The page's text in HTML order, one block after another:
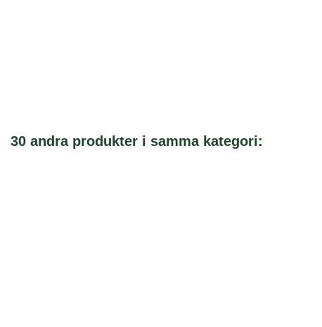
30 andra produkter i samma kategori: